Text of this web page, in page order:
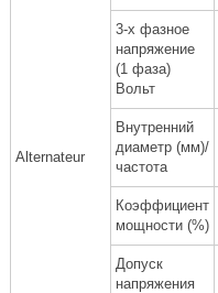
Alternateur
3-х фазное
напряжение
(1 фаза)
Вольт
Внутренний
диаметр (мм)/
частота
Коэффициент
мощности (%)
Допуск
напряжения